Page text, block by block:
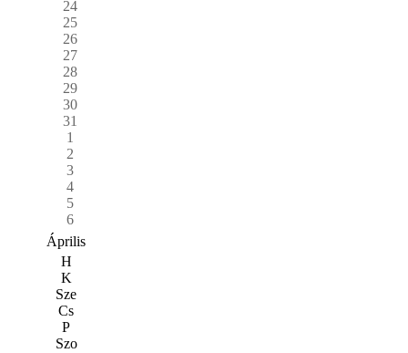
24
25
26
27
28
29
30
31
1
2
3
4
5
6
Április
H
K
Sze
Cs
P
Szo